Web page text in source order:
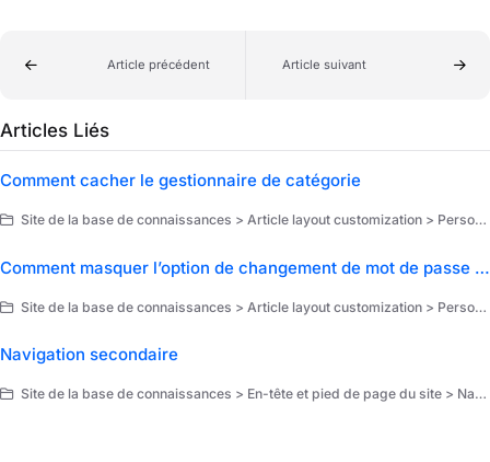
Article précédent Article suivant
Articles Liés
Comment cacher le gestionnaire de catégorie
Site de la base de connaissances > Article layout customization > Personnalisation
Comment masquer l’option de changement de mot de passe pour les lecteurs
Site de la base de connaissances > Article layout customization > Personnalisation
Navigation secondaire
Site de la base de connaissances > En-tête et pied de page du site > Navigation and layout